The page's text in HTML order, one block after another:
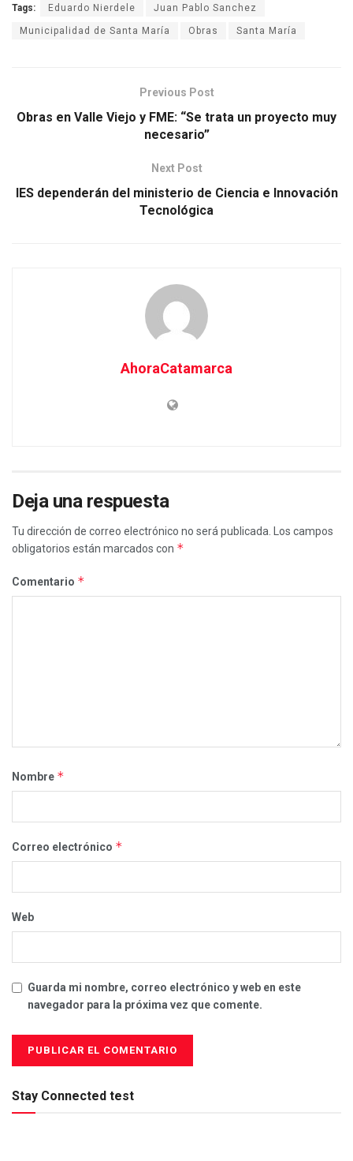
Tags: Eduardo Nierdele Juan Pablo Sanchez
Municipalidad de Santa María Obras Santa María
Previous Post
Obras en Valle Viejo y FME: “Se trata un proyecto muy
necesario”
Next Post
IES dependerán del ministerio de Ciencia e Innovación
Tecnológica
AhoraCatamarca
Deja una respuesta
Tu dirección de correo electrónico no será publicada.
Los campos
obligatorios están marcados con *
Comentario *
Nombre *
Correo electrónico *
Web
Guarda mi nombre, correo electrónico y web en este
navegador para la próxima vez que comente.
Stay Connected test